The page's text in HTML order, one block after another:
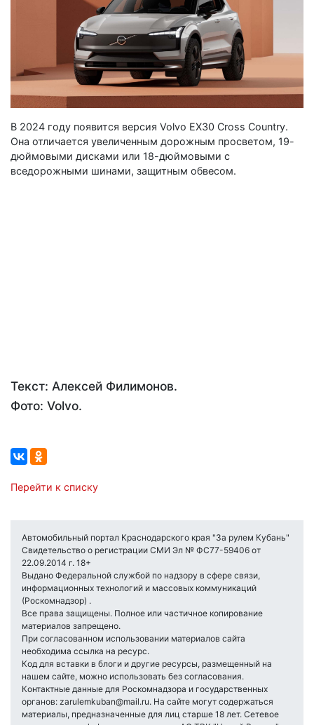
В 2024 году появится версия Volvo EX30 Cross Country.
Она отличается увеличенным дорожным просветом, 19-
дюймовыми дисками или 18-дюймовыми с
вседорожными шинами, защитным обвесом.
Текст: Алексей Филимонов.
Фото: Volvo.
Перейти к списку
Автомобильный портал Краснодарского края "За рулем Кубань"
Свидетельство о регистрации СМИ Эл № ФС77-59406 от
22.09.2014 г. 18+
Выдано Федеральной службой по надзору в сфере связи,
информационных технологий и массовых коммуникаций
(Роскомнадзор) .
Все права защищены. Полное или частичное копирование
материалов запрещено.
При согласованном использовании материалов сайта
необходима ссылка на ресурс.
Код для вставки в блоги и другие ресурсы, размещенный на
нашем сайте, можно использовать без согласования.
Контактные данные для Роскомнадзора и государственных
органов: zarulemkuban@mail.ru. На сайте могут содержаться
материалы, предназначенные для лиц старше 18 лет. Сетевое